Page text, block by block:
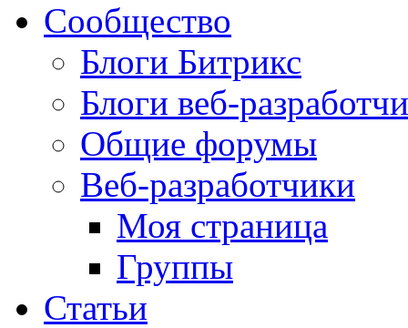
Сообщество
Блоги Битрикс
Блоги веб-
Общие форумы
Веб-разработчики
Моя страница
Группы
Статьи